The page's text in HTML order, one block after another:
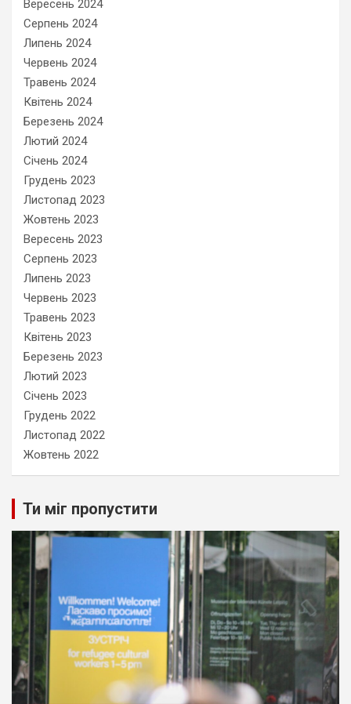
Вересень 2024
Серпень 2024
Липень 2024
Червень 2024
Травень 2024
Квітень 2024
Березень 2024
Лютий 2024
Січень 2024
Грудень 2023
Листопад 2023
Жовтень 2023
Вересень 2023
Серпень 2023
Липень 2023
Червень 2023
Травень 2023
Квітень 2023
Березень 2023
Лютий 2023
Січень 2023
Грудень 2022
Листопад 2022
Жовтень 2022
Ти міг пропустити